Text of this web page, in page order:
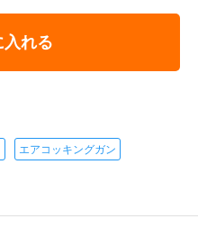
入れる
エアコッキングガン